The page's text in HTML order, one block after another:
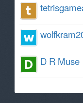
D R Muse